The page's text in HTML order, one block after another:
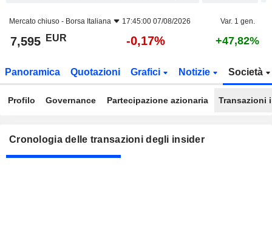
Mercato chiuso - Borsa Italiana 17:45:00 07/08/2026 Var. 1 gen.
7,595 EUR -0,17% +47,82%
Panoramica Quotazioni Grafici Notizie Società
Profilo Governance Partecipazione azionaria Transazioni
Cronologia delle transazioni degli insider